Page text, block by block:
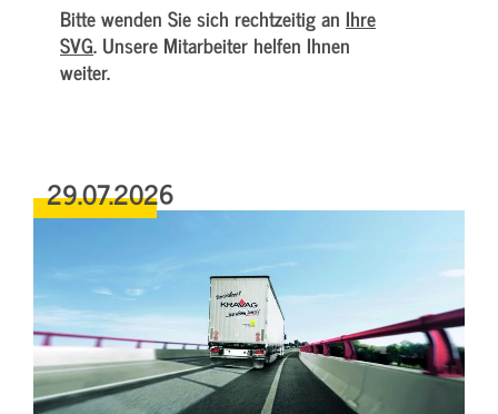
Bitte wenden Sie sich rechtzeitig an Ihre
SVG. Unsere Mitarbeiter helfen Ihnen
weiter.
29.07.2026